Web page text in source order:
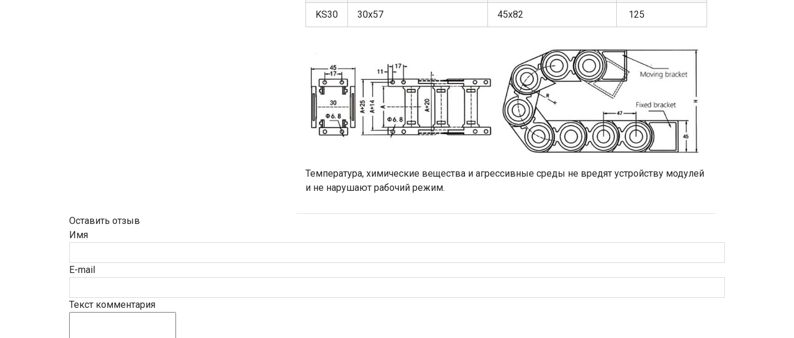
KS30 30х57 45х82 125
Температура, химические вещества и агрессивные среды не вредят устройству модулей
и не нарушают рабочий режим.
Оставить отзыв
Имя
E-mail
Текст комментария